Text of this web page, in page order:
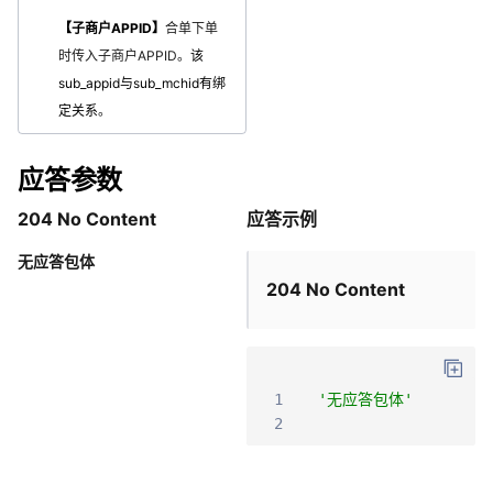
【子商户APPID】 合单下单
时传入子商户APPID。 该
sub_appid与sub_mchid有绑
定关系。
应答参数
204 No Content
无应答包体
应答示例
204 No Content
1
'无应答包体'
2